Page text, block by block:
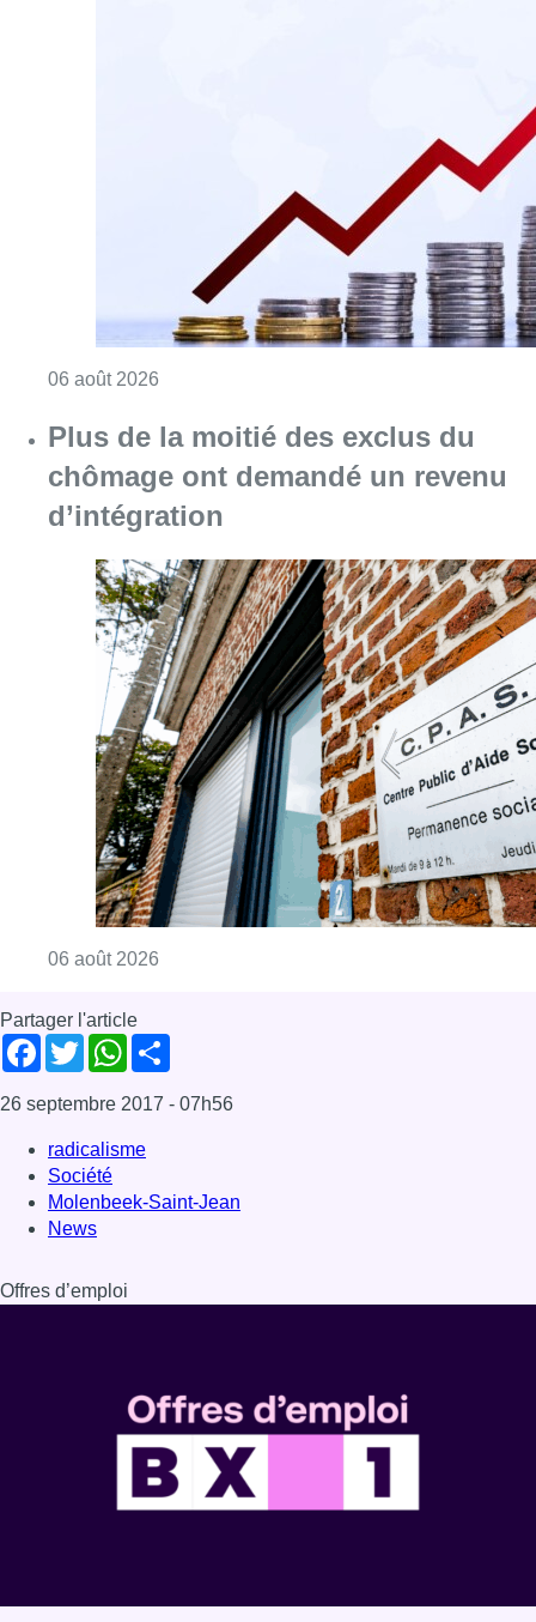
06 août 2026
Plus de la moitié des exclus du
chômage ont demandé un revenu
d’intégration
06 août 2026
Partager l'article
Facebook
TwitterWhatsApp
26 septembre 2017 - 07h56
radicalisme
Société
Molenbeek-Saint-Jean
News
Offres d’emploi